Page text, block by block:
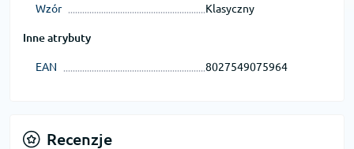
Wzór Klasyczny
Inne atrybuty
EAN 8027549075964
Recenzje